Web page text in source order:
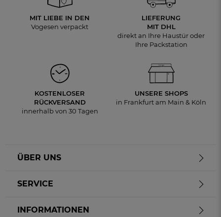
MIT LIEBE IN DEN
Vogesen verpackt
LIEFERUNG
MIT DHL
direkt an Ihre Haustür oder
Ihre Packstation
KOSTENLOSER
RÜCKVERSAND
innerhalb von 30 Tagen
UNSERE SHOPS
in Frankfurt am Main & Köln
ÜBER UNS
SERVICE
INFORMATIONEN